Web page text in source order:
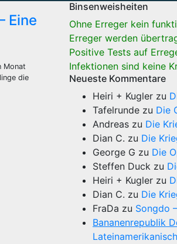
Eine
Monat
die
Binsenweisheiten
Ohne Erreger kein
Erreger werden
Positive Tests auf
Infektionen sind keine
Neueste Kommentare
Heiri + Kugler zu
Tafelrunde zu Die
Andreas zu Die
Dian C. zu Die
George G zu Die
Steffen Duck zu
Heiri + Kugler zu
Dian C. zu Die
FraDa zu Songdo
Bananenrepublik